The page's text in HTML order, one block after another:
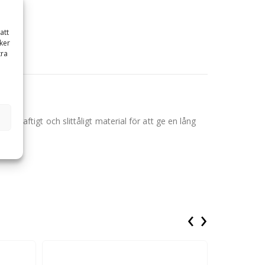
ett kraftigt och slittåligt material för att ge en lång
‹ ›